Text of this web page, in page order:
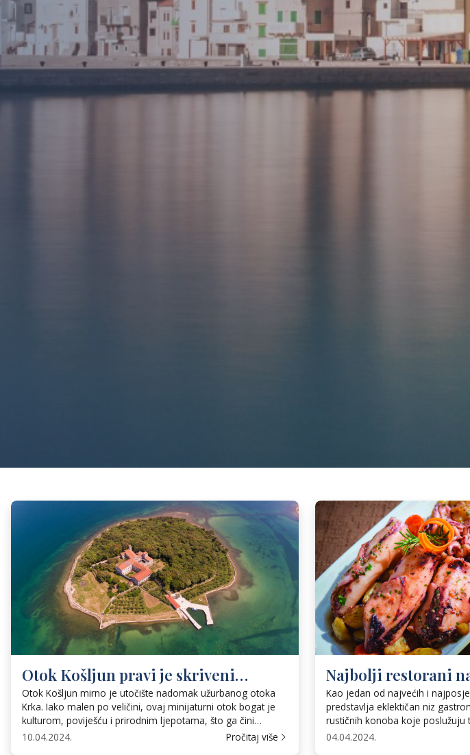
Otok Košljun pravi je skriveni
dragulj u krčkom arhipelagu
Otok Košljun mirno je utočište nadomak užurbanog otoka
Krka. Iako malen po veličini, ovaj minijaturni otok bogat je
kulturom, poviješću i prirodnim ljepotama, što ga čini
fascinantnim odredištem za putnike koji traže mir i
upoznavanje s hrvatskom baštinom. Ime mu dolazi od
10.04.2024. Pročitaj više
Najbolji restorani
gastronomsko
Kao jedan od najvećih i
predstavlja eklektičan niz
rustičnih konoba koje poslužuju
do modernih restorana koji
pomiču granice suvremene
04.04.2024.